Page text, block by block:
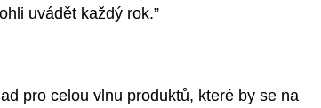
uvádět každý rok.”
pro celou vlnu produktů, které by se na